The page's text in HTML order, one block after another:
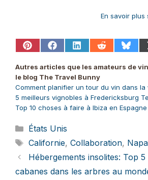
En savoir plus
Share
Pinterest
Share
Facebook
Share
LinkedIn
Share
Reddit
Autres articles que les amateurs de
le blog The Travel Bunny
Comment planifier un tour du vin dans la
5 meilleurs vignobles à Fredericksburg
Top 10 choses à faire à Ibiza en Espagne
Catégories
États Unis
Étiquettes
Californie, Collaboration,
Hébergements insolites: Top 5
cabanes dans les arbres au